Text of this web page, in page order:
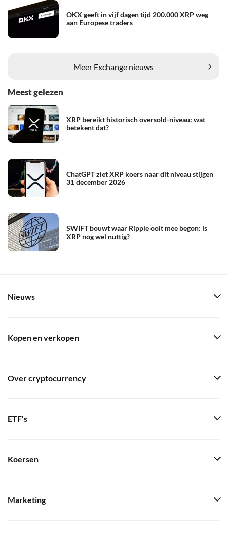
OKX geeft in vijf dagen tijd 200.000 XRP weg
aan Europese traders
Meer Exchange nieuws
Meest gelezen
XRP bereikt historisch oversold-niveau: wat
betekent dat?
ChatGPT ziet XRP koers naar dit niveau stijgen
31 december 2026
SWIFT bouwt waar Ripple ooit mee begon: is
XRP nog wel nuttig?
Nieuws
Kopen en verkopen
Over cryptocurrency
ETF's
Koersen
Marketing